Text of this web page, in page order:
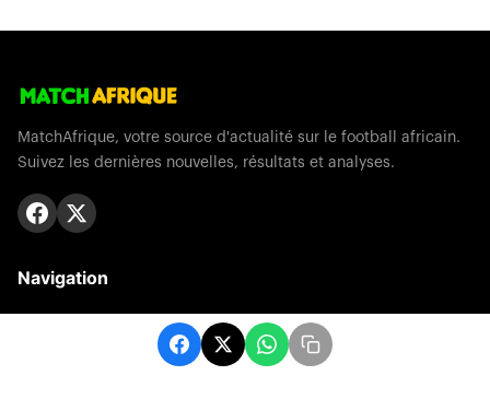
MatchAfrique, votre source d'actualité sur le football africain.
Suivez les dernières nouvelles, résultats et analyses.
Navigation